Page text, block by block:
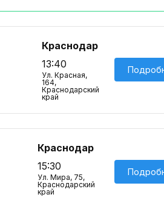
Краснодар
13:40
Ул. Красная,
164,
Краснодарский
край
Краснодар
15:30
Ул. Мира, 75,
Краснодарский
край